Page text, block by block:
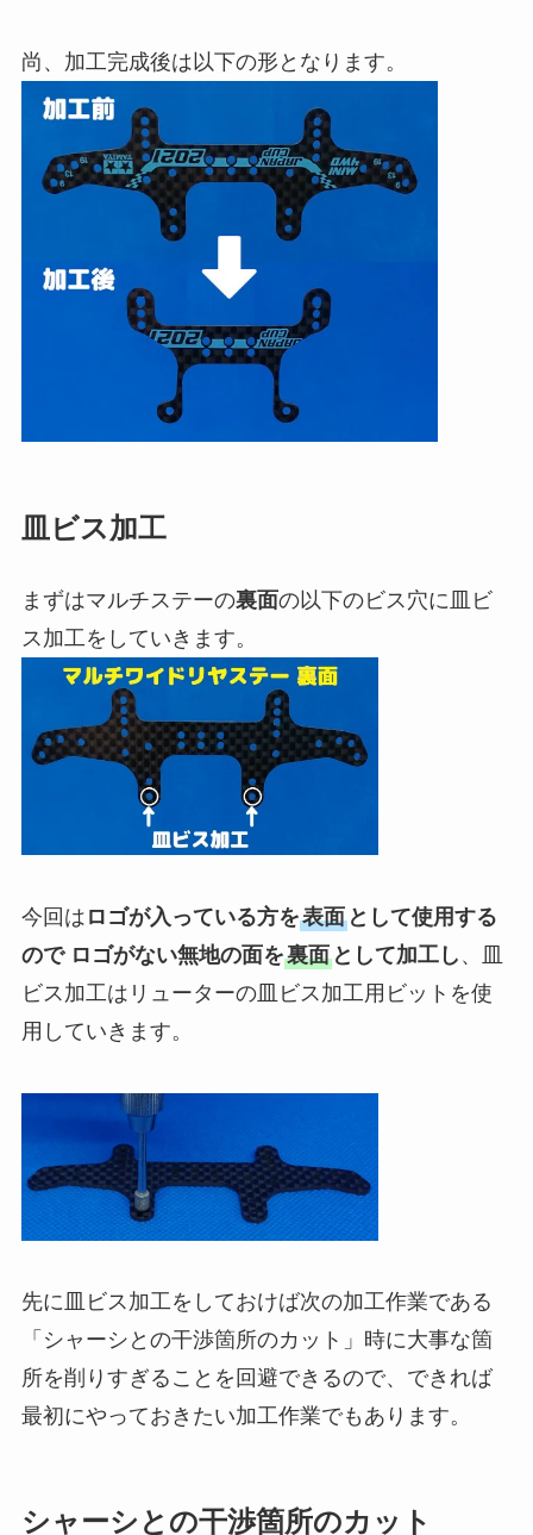
尚、加工完成後は以下の形となります。
皿ビス加工
まずはマルチステーの裏面の以下のビス穴に皿ビ
ス加工をしていきます。
今回は ロゴが入っている方を表面として使用する
ので ロゴがない無地の面を裏面として加工し 、皿
ビス加工はリューターの皿ビス加工用ビット を使
用していきます。
先に皿ビス加工をしておけば次の加工作業である
「シャーシとの干渉箇所のカット」時に大事な箇
所を削りすぎることを回避できるので、できれば
最初にやっておきたい加工作業でもあります。
シャーシとの干渉箇所のカット